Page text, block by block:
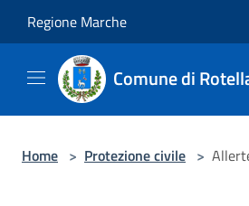
Regione Marche
Comune di
Home > Protezione civile >